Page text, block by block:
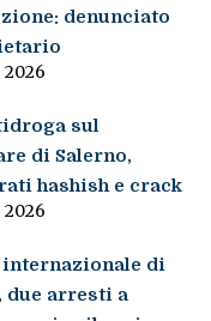
denunciato
sul
di Salerno,
hashish e crack
di
due arresti a